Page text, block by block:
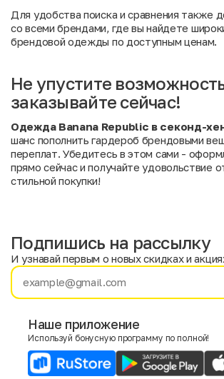
Для удобства поиска и сравнения также
совсеми брендами, где вы найдете
брендовой одежды по доступным ценам.
Не упустите
заказывайте сейчас!
Одежда Banana Republic в секонд-
шанс пополнить гардероб брендовыми
переплат. Убедитесь в этом сами -
прямо сейчас и получайте удовольствие
стильной покупки!
Имя
E-mail
Подпишись на рассылку
И узнавай первым о новых скидках и
Наше приложение
Используй бонусную программу по полной!